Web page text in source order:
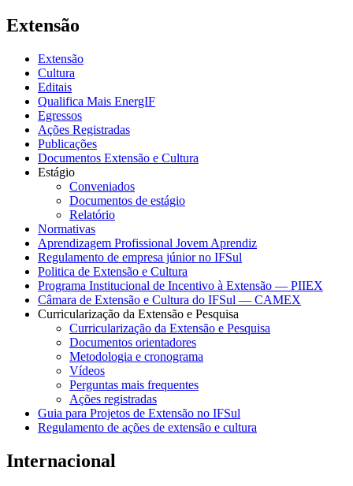
Extensão
Extensão
Cultura
Editais
Qualifica Mais EnergIF
Egressos
Ações Registradas
Publicações
Documentos Extensão e Cultura
Estágio
Conveniados
Documentos de estágio
Relatório
Normativas
Aprendizagem Profissional Jovem Aprendiz
Regulamento de empresa júnior no IFSul
Politica de Extensão e Cultura
Programa Institucional de Incentivo à Extensão — PIIEX
Câmara de Extensão e Cultura do IFSul — CAMEX
Curricularização da Extensão e Pesquisa
Curricularização da Extensão e Pesquisa
Documentos orientadores
Metodologia e cronograma
Vídeos
Perguntas mais frequentes
Ações registradas
Guia para Projetos de Extensão no IFSul
Regulamento de ações de extensão e cultura
Internacional